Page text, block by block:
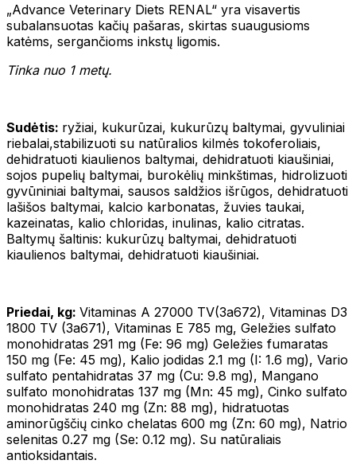
„Advance Veterinary Diets RENAL“ yra visavertis
subalansuotas kačių pašaras, skirtas suaugusioms
katėms, sergančioms inkstų ligomis.
Tinka nuo 1 metų.
Sudėtis: ryžiai, kukurūzai, kukurūzų baltymai, gyvuliniai
riebalai,stabilizuoti su natūralios kilmės tokoferoliais,
dehidratuoti kiaulienos baltymai, dehidratuoti kiaušiniai,
sojos pupelių baltymai, burokėlių minkštimas, hidrolizuoti
gyvūniniai baltymai, sausos saldžios išrūgos, dehidratuoti
lašišos baltymai, kalcio karbonatas, žuvies taukai,
kazeinatas, kalio chloridas, inulinas, kalio citratas.
Baltymų šaltinis: kukurūzų baltymai, dehidratuoti
kiaulienos baltymai, dehidratuoti kiaušiniai.
Priedai, kg: Vitaminas A 27000 TV(3a672), Vitaminas D3
1800 TV (3a671), Vitaminas E 785 mg, Geležies sulfato
monohidratas 291 mg (Fe: 96 mg) Geležies fumaratas
150 mg (Fe: 45 mg), Kalio jodidas 2.1 mg (I: 1.6 mg), Vario
sulfato pentahidratas 37 mg (Cu: 9.8 mg), Mangano
sulfato monohidratas 137 mg (Mn: 45 mg), Cinko sulfato
monohidratas 240 mg (Zn: 88 mg), hidratuotas
aminorūgščių cinko chelatas 600 mg (Zn: 60 mg), Natrio
selenitas 0.27 mg (Se: 0.12 mg). Su natūraliais
antioksidantais.